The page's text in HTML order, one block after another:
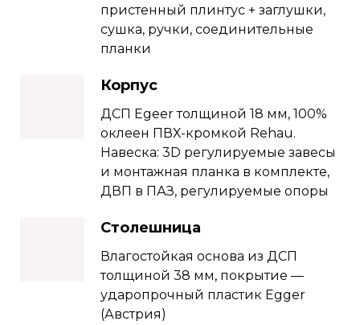
пристенный плинтус + заглушки,
сушка, ручки, соединительные
планки
Корпус
ДСП Еgeer толщиной 18 мм, 100%
оклеен ПВХ-кромкой Rehau.
Навеска: 3D регулируемые завесы
и монтажная планка в комплекте,
ДВП в ПАЗ, регулируемые опоры
Столешница
Влагостойкая основа из ДСП
толщиной 38 мм, покрытие —
ударопрочный пластик Egger
(Австрия)